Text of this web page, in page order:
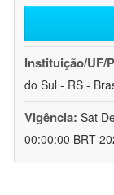
Instituição/UF/
do Sul - RS -
Vigência: Sat
00:00:00 BRT